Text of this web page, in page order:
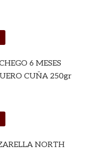
6 MESES
CUÑA 250gr
NORTH